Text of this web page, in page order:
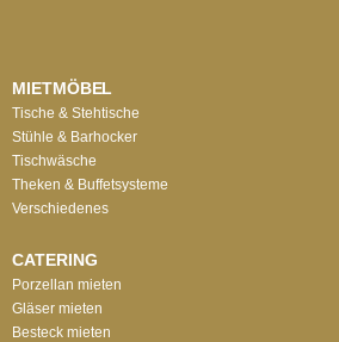
MIETMÖBEL
Tische & Stehtische
Stühle & Barhocker
Tischwäsche
Theken & Buffetsysteme
Verschiedenes
CATERING
Porzellan mieten
Gläser mieten
Besteck mieten